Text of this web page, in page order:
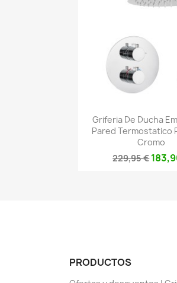
Vista
Griferia De Ducha
Pared Termostatico
Cromo
229,95 €
PRODUCTOS